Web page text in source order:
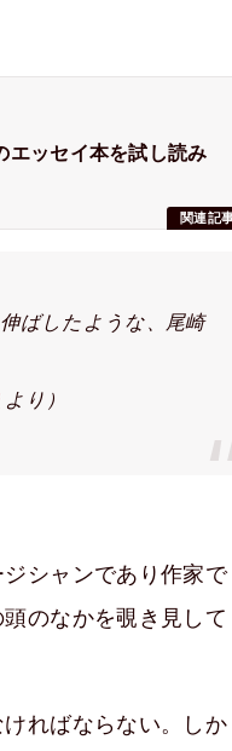
関連記
エッセイ本を試し読み
ばしたような、尾崎
より）
シャンであり作家で
のなかを覗き見して
ればならない。しか